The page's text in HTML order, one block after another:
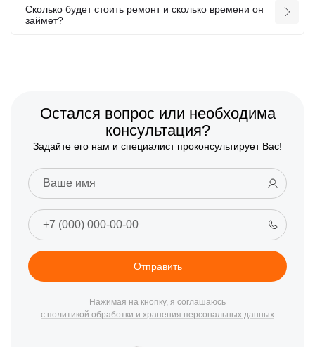
Сколько будет стоить ремонт и сколько времени он
займет?
Остался вопрос или необходима
консультация?
Задайте его нам и специалист проконсультирует Вас!
Отправить
Нажимая на кнопку, я соглашаюсь
с политикой обработки и хранения персональных данных